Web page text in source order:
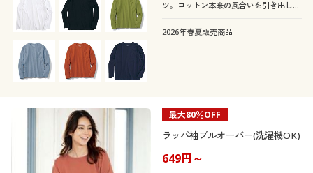
ツ。コットン本来の風合いを引き出しま
2026年春夏販売商品
最大80％OFF
ラッパ袖プルオーバー(洗濯機OK)
649円～